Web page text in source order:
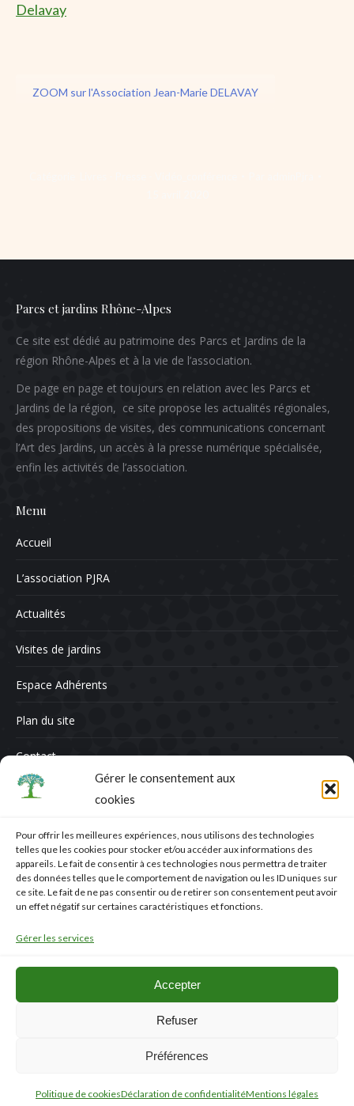
Gérer le consentement aux
cookies
Pour offrir les meilleures expériences, nous utilisons des technologies
telles que les cookies pour stocker et/ou accéder aux informations des
appareils. Le fait de consentir à ces technologies nous permettra de traiter
des données telles que le comportement de navigation ou les ID uniques sur
ce site. Le fait de ne pas consentir ou de retirer son consentement peut avoir
un effet négatif sur certaines caractéristiques et fonctions.
Gérer les services
Accepter
Refuser
Préférences
Politique de cookiesDéclaration de confidentialitéMentions légales
Delavay
ZOOM sur l'Association Jean-Marie DELAVAY
Parcs et jardins Rhône-Alpes
Ce site est dédié au patrimoine des Parcs et Jardins de la
région Rhône-Alpes et à la vie de l’association.
De page en page et toujours en relation avec les Parcs et
Jardins de la région, ce site propose les actualités régionales,
des propositions de visites, des communications concernant
l’Art des Jardins, un accès à la presse numérique spécialisée,
enfin les activités de l’association.
Menu
Accueil
L’association PJRA
Actualités
Visites de jardins
Espace Adhérents
Plan du site
Contact
Contactez-nous
Nom *
E-mail *
Message